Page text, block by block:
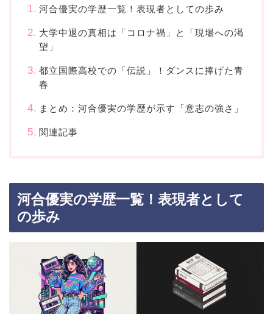
河合優実の学歴一覧！表現者としての歩み
大学中退の真相は「コロナ禍」と「現場への渇
望」
都立国際高校での「伝説」！ダンスに捧げた青
春
まとめ：河合優実の学歴が示す「意志の強さ」
関連記事
河合優実の学歴一覧！表現者として
の歩み